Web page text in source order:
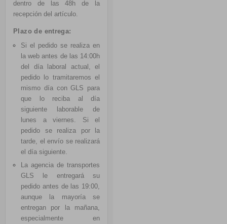
dentro de las 48h de la
recepción del artículo.
Plazo de entrega:
Si el pedido se realiza en
la web antes de las 14:00h
del día laboral actual, el
pedido lo tramitaremos el
mismo día con GLS para
que lo reciba al día
siguiente laborable de
lunes a viernes. Si el
pedido se realiza por la
tarde, el envío se realizará
el día siguiente.
La agencia de transportes
GLS le entregará su
pedido antes de las 19:00,
aunque la mayoría se
entregan por la mañana,
especialmente en